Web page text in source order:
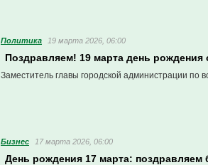
Политика 19 марта 2026, 06:00
Поздравляем! 19 марта день
Заместитель главы городской администрации по
Бизнес 17 марта 2026, 06:00
День рождения 17 марта: поздравляем